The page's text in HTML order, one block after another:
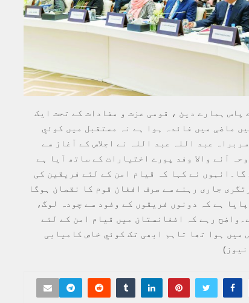
پاس ہمارے دین ، قومی عزت و مفادات کے تحت ایک
ماضی میں فائدہ ہوا ہے نہ مستقبل میں کوئي
عبد اللہ عبد اللہ نے اجلاس کے آغاز سے
آنے والا وفد پورے اختیارات کے ساتھ آیا ہے
گا۔انہوں نے کہا کہ قیام امن کے لئے فریقین کی
جاری رہنے سے صرف افغان قوم کا نقصان ہوگا
ہے کہ دونوں فریقوں کے وفود سے چودہ لوگ،
رہے کہ افغانستان میں قیام امن کے لئے
میں ہوا تھا تاہم ابھی تک کوئي خاص کامیابی